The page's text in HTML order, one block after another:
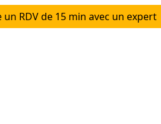
un RDV de 15 min avec un expert